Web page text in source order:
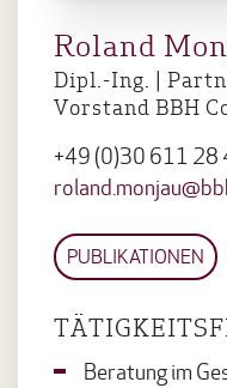
Roland
Dipl.-Ing. |
Vorstand BBH
+49 (0)30 611 28
PUBLIKATIONEN
Beratung im